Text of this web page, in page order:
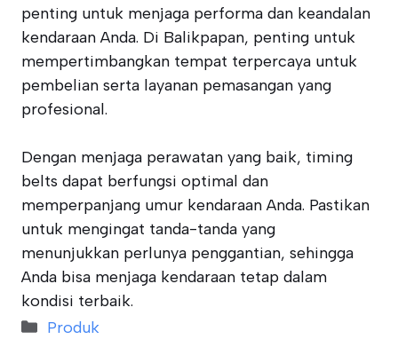
penting untuk menjaga performa dan keandalan
kendaraan Anda. Di Balikpapan, penting untuk
mempertimbangkan tempat terpercaya untuk
pembelian serta layanan pemasangan yang
profesional.
Dengan menjaga perawatan yang baik, timing
belts dapat berfungsi optimal dan
memperpanjang umur kendaraan Anda. Pastikan
untuk mengingat tanda-tanda yang
menunjukkan perlunya penggantian, sehingga
Anda bisa menjaga kendaraan tetap dalam
kondisi terbaik.
Categories
Produk